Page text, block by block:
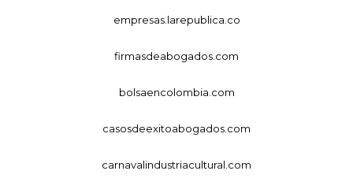
empresas.larepublica.co
firmasdeabogados.com
bolsaencolombia.com
casosdeexitoabogados.com
carnavalindustriacultural.com